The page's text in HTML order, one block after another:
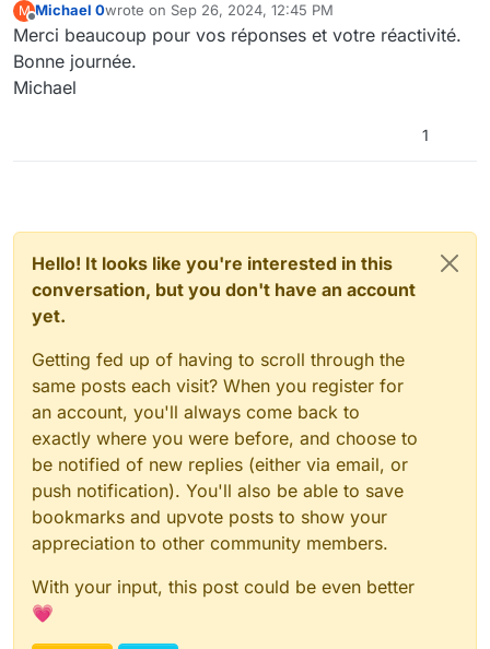
M
Offline
Michael 0wrote on Sep 26, 2024, 12:45 PM
last edited by
Merci beaucoup pour vos réponses et votre réactivité.
Bonne journée.
Michael
1
Hello! It looks like you're interested in this
conversation, but you don't have an account
yet.
Getting fed up of having to scroll through the
same posts each visit? When you register for
an account, you'll always come back to
exactly where you were before, and choose to
be notified of new replies (either via email, or
push notification). You'll also be able to save
bookmarks and upvote posts to show your
appreciation to other community members.
With your input, this post could be even better
💗